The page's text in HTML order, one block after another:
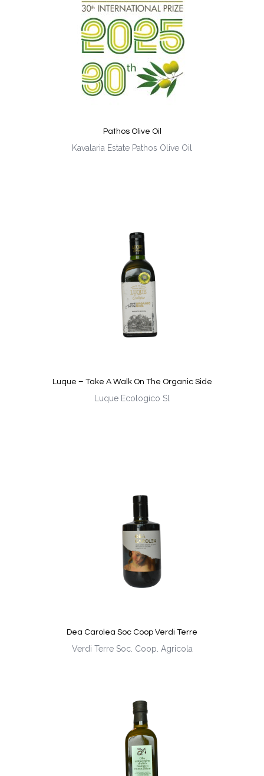
Pathos Olive Oil
Kavalaria Estate Pathos Olive Oil
Luque – Take A Walk On The Organic Side
Luque Ecologico Sl
Dea Carolea Soc Coop Verdi Terre
Verdi Terre Soc. Coop. Agricola